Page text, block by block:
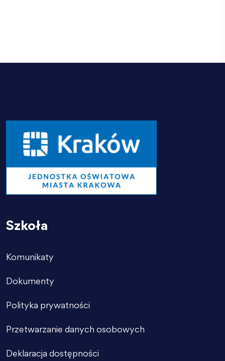
Szkoła
Komunikaty
Dokumenty
Polityka prywatności
Przetwarzanie danych osobowych
Deklaracja dostępności